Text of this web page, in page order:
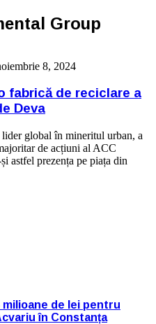
Group
8, 2024
fabrică de reciclare a
Deva
global în mineritul urban, a
de acțiuni al ACC
astfel prezența pe piața din
milioane de lei pentru
în Constanța